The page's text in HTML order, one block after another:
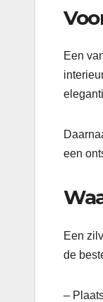
Een
een
Een
de
–